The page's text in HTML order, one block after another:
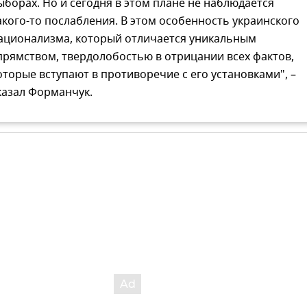
то послабления. В этом особенность украинского
который отличается уникальным
твердолобостью в отрицании всех фактов,
вступают в противоречие с его установками", –
Форманчук.